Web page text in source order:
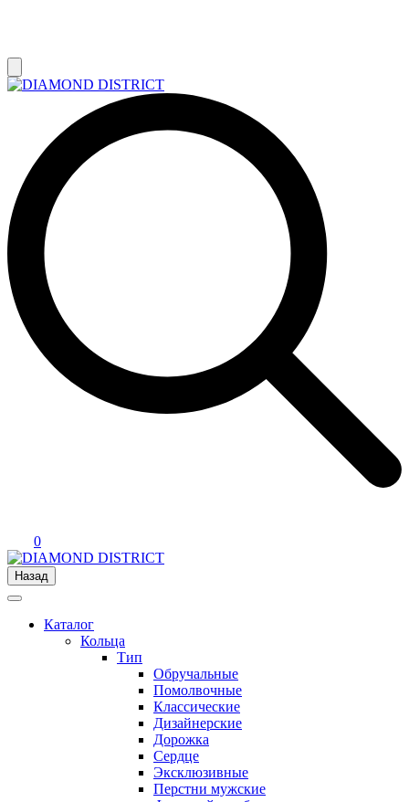
0
Назад
Каталог
Кольца
Тип
Обручальные
Помолвочные
Классические
Дизайнерские
Дорожка
Сердце
Эксклюзивные
Перстни мужские